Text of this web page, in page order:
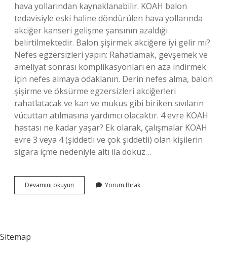
hava yollarından kaynaklanabilir. KOAH balon
tedavisiyle eski haline döndürülen hava yollarında
akciğer kanseri gelişme şansının azaldığı
belirtilmektedir. Balon şişirmek akciğere iyi gelir mi?
Nefes egzersizleri yapın: Rahatlamak, gevşemek ve
ameliyat sonrası komplikasyonları en aza indirmek
için nefes almaya odaklanın. Derin nefes alma, balon
şişirme ve öksürme egzersizleri akciğerleri
rahatlatacak ve kan ve mukus gibi biriken sıvıların
vücuttan atılmasına yardımcı olacaktır. 4 evre KOAH
hastası ne kadar yaşar? Ek olarak, çalışmalar KOAH
evre 3 veya 4 (şiddetli ve çok şiddetli) olan kişilerin
sigara içme nedeniyle altı ila dokuz…
Devamını okuyun
Balon
Yorum Bırak
Sitemap